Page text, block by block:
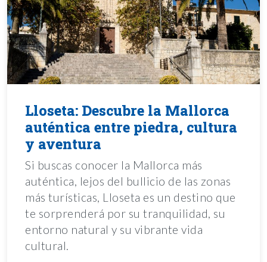
Lloseta: Descubre la Mallorca
auténtica entre piedra, cultura
y aventura
Si buscas conocer la Mallorca más
auténtica, lejos del bullicio de las zonas
más turísticas, Lloseta es un destino que
te sorprenderá por su tranquilidad, su
entorno natural y su vibrante vida
cultural.